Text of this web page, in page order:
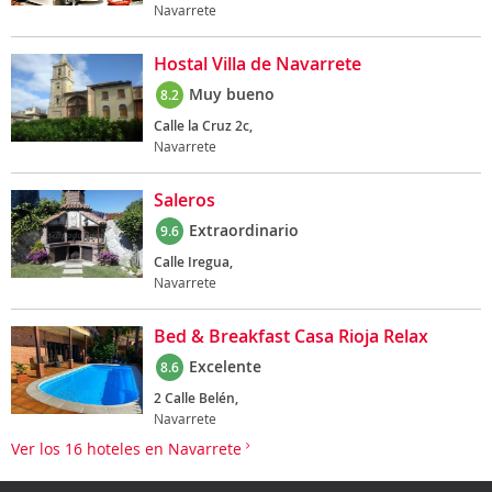
Navarrete
Hostal Villa de Navarrete
8.2 Muy bueno
Calle la Cruz 2c,
Navarrete
Saleros
9.6 Extraordinario
Calle Iregua,
Navarrete
Bed & Breakfast Casa Rioja Relax
8.6 Excelente
2 Calle Belén,
Navarrete
Ver los 16 hoteles en Navarrete